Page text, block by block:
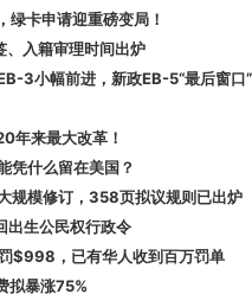
卡申请迎重磅变局！
入籍审理时间出炉
3小幅前进，新政EB-5“最后窗口
年来最大改革！
凭什么留在美国？
规模修订，358页拟议规则已出炉
出生公民权行政令
$998，已有华人收到百万罚单
拟暴涨75%